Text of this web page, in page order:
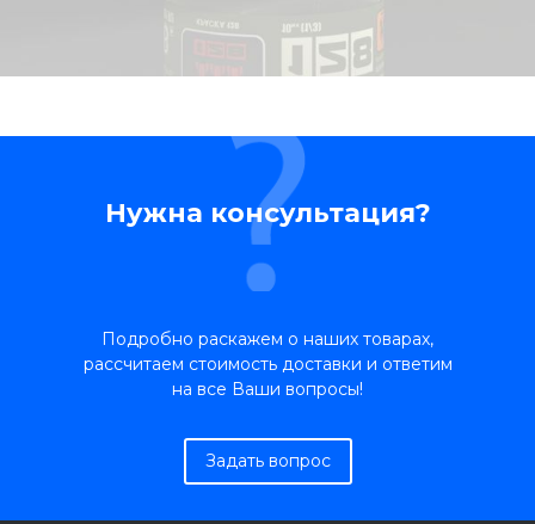
Нужна консультация?
Подробно раскажем о наших товарах,
рассчитаем стоимость доставки и ответим
на все Ваши вопросы!
Задать вопрос